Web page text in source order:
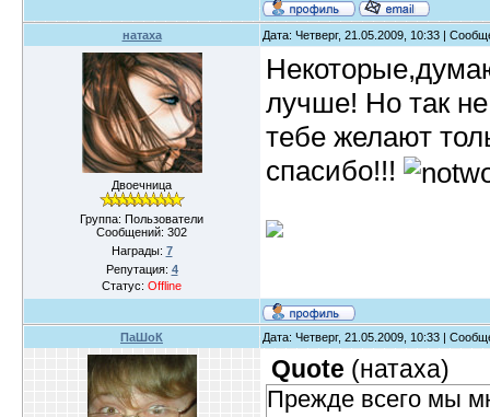
натаха Дата: Четверг, 21.05.2009, 10:33 |
Двоечница
Группа: Пользователи
Сообщений: 302
Награды: 7
Репутация: 4
Статус: Offline
лучше! Но так
тебе желают
спасибо!!!
ПаШоК Дата: Четверг, 21.05.2009, 10:33 |
Quote (натаха)
Прежде всего мы